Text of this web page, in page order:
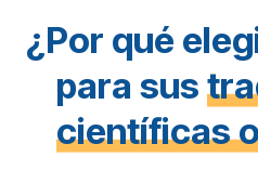
¿Por qué
para sus
científicas